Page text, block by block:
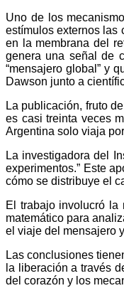
Uno de los
estímulos externos las
en la membrana del
genera una señal de
“mensajero global” y
Dawson junto a
La publicación, fruto
es casi treinta veces
Argentina solo viaja
La investigadora del
experimentos.” Este
cómo se distribuye el
El trabajo involucró la
matemático para
el viaje del mensajero
Las conclusiones
la liberación a través
del corazón y los